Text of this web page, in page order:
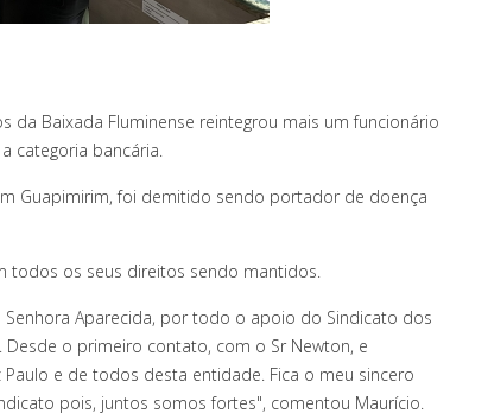
da Baixada Fluminense reintegrou mais um funcionário
categoria bancária.
Guapimirim,foi demitido sendo portador de doença
todos os seus direitos sendo mantidos.
Aparecida, por todo o apoio do Sindicato dos
o primeiro contato, com o Sr Newton, e
e de todos desta entidade. Fica o meu sincero
pois, juntos somos fortes", comentou Maurício.